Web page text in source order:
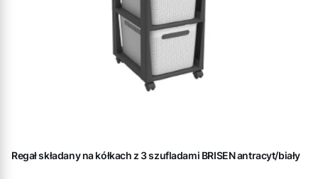
Regał składany na kółkach z 3 szufladami BRISEN antracyt/biały